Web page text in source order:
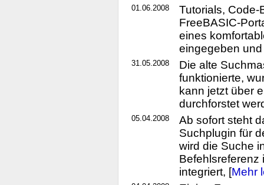
01.06.2008
Tutorials, Code-
FreeBASIC-
eines
eingegeben
31.05.2008
Die alte
funktionierte,
kann jetzt über
durchforstet
05.04.2008
Ab sofort steht
Suchplugin für
wird die Suche
Befehlsreferenz
integriert, [Mehr